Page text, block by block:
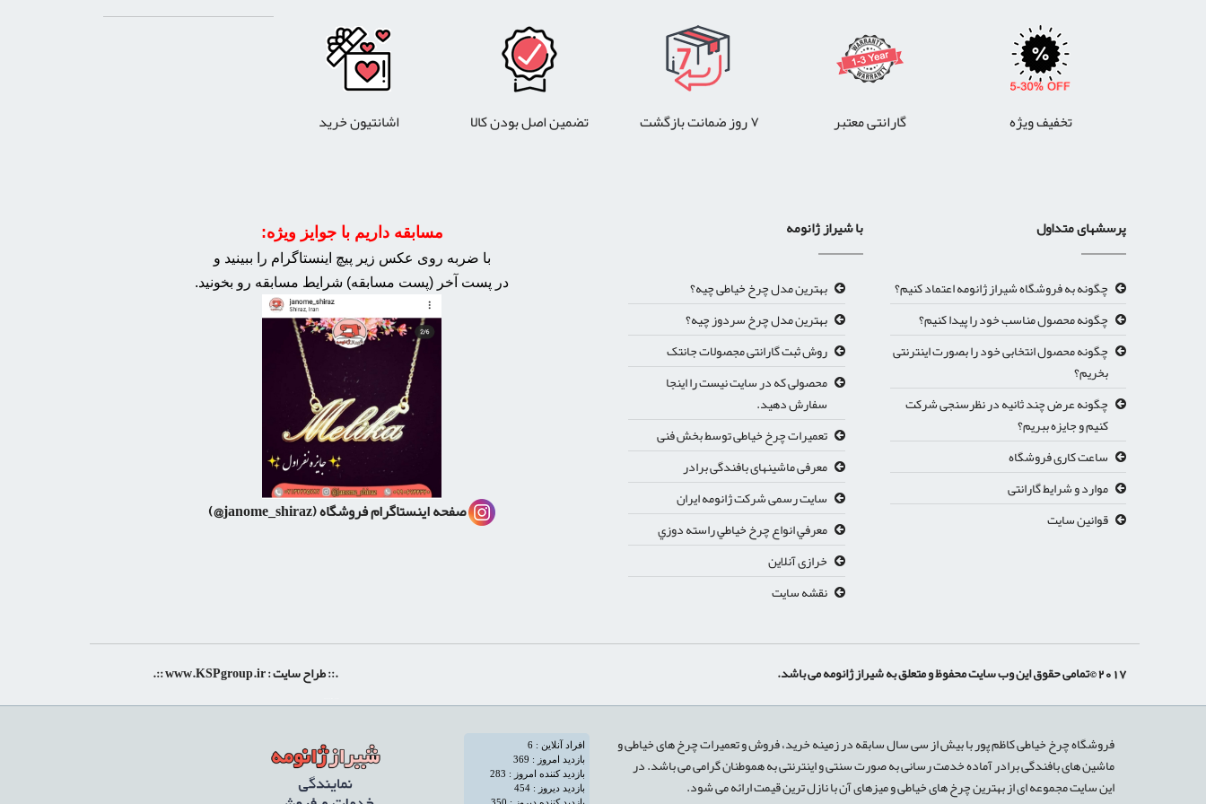
تخفیف ویژه گارانتی معتبر ۷ روز ضمانت بازگشت تضمین اصل بودن کالا اشانتیون خرید
پرسشهای متداول
چگونه به فروشگاه شیراز ژانومه اعتماد کنیم؟
چگونه محصول مناسب خود را پیدا کنیم؟
چگونه محصول انتخابی خود را بصورت اینترنتی
بخریم؟
چگونه عرض چند ثانیه در نظرسنجی شرکت
کنیم و جایزه ببریم؟
ساعت کاری فروشگاه
موارد و شرایط گارانتی
قوانین سایت
با شیراز ژانومه
بهترین مدل چرخ خیاطی چیه؟
بهترین مدل چرخ سردوز چیه؟
روش ثبت گارانتی مجصولات جانتک
محصولی که در سایت نیست را اینجا
سفارش دهید.
تعمیرات چرخ خیاطی توسط بخش فنی
معرفی ماشینهای بافندگی برادر
سایت رسمی شرکت ژانومه ایران
معرفي انواع چرخ خياطي راسته دوزي
خرازی آنلاین
نقشه سایت
مسابقه داریم با جوایز ویژه:
با ضربه روی عکس زیر پیچ اینستاگرام را ببینید و
در پست آخر (پست مسابقه) شرایط مسابقه رو بخونید.
صفحه اینستاگرام فروشگاه(janome_shiraz@)
2017 ©تمامی حقوق این وب سایت محفوظ و متعلق به شیراز ژانومه می باشد. .:: طراح سایت :www.KSPgroup.ir
::.
فروشگاه چرخ خیاطی کاظم پور با بیش از سی سال سابقه در زمینه خرید، فروش و تعمیرات چرخ های خیاطی و
ماشین های بافندگی برادر آماده خدمت رسانی به صورت سنتی و اینترنتی به هموطنان گرامی می باشد. در
این سایت مجموعه ای از بهترین چرخ های خیاطی و میزهای آن با نازل ترین قیمت ارائه می شود.